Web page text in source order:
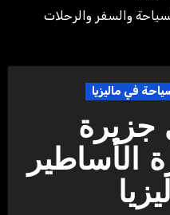
والسفر والرحلات
في ماليزيا
جزيرة
الأساطير